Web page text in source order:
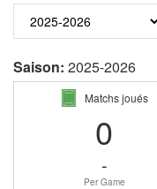
Saison: 2025-2026
Matchs joués
0
-
Per Game